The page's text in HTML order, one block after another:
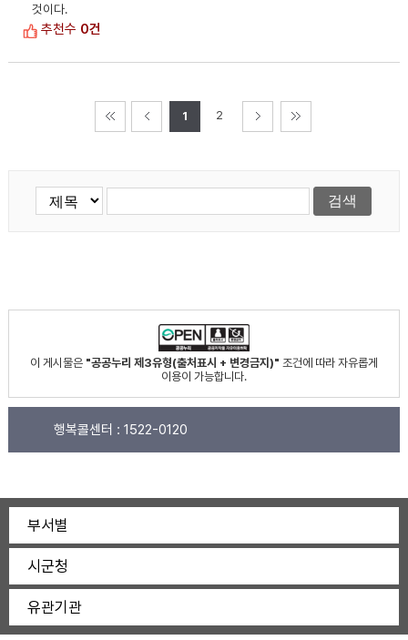
것이다.
추천수 0건
1 2
이 게시물은 "공공누리 제3유형(출처표시 + 변경금지)" 조건에 따라 자유롭게
이용이 가능합니다.
행복콜센터 : 1522-0120
부서별
시군청
유관기관